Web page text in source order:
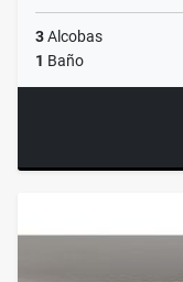
3Alcobas
1 Baño